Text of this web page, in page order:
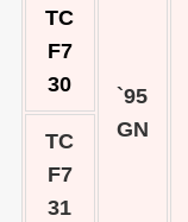
TC
F7
30
`95
GN
TC
F7
31